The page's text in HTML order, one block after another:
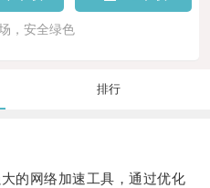
，安全绿色
排行
网络加速工具，通过优化